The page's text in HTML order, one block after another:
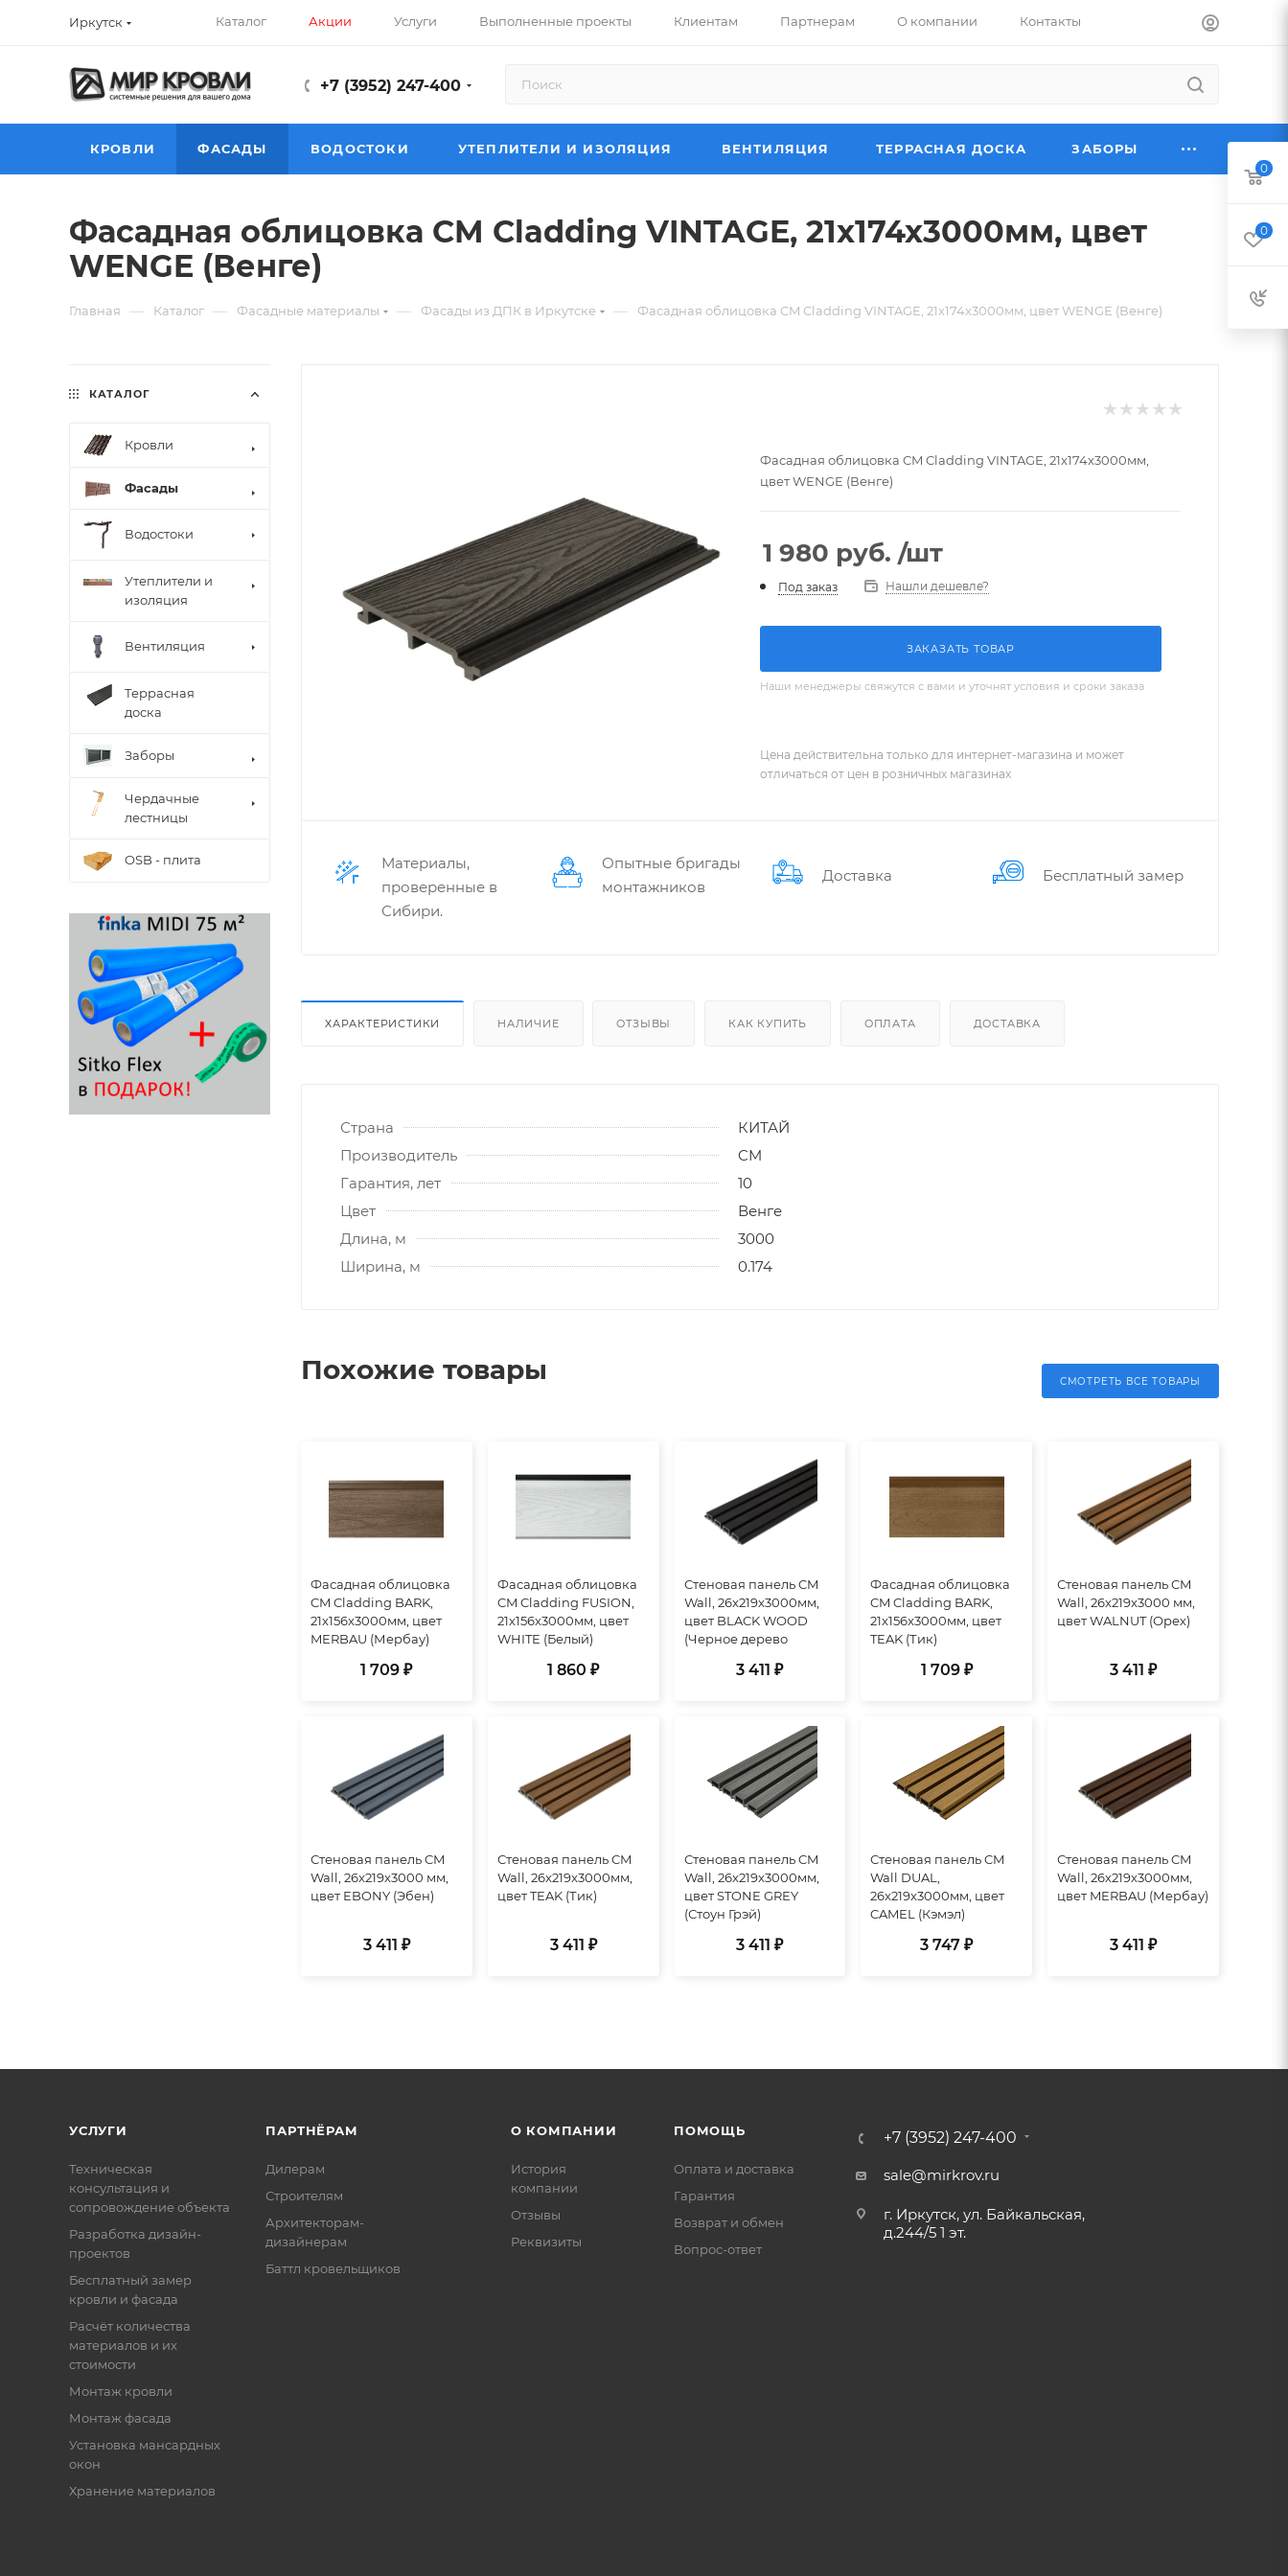
Иркутск Каталог Акции Услуги Выполненные проекты Клиентам Партнерам О компании Контакты
+7 (3952) 247-400
КРОВЛИ ФАСАДЫ ВОДОСТОКИ УТЕПЛИТЕЛИ И ИЗОЛЯЦИЯ ВЕНТИЛЯЦИЯ ТЕРРАСНАЯ ДОСКА ЗАБОРЫ
Фасадная облицовка CM Cladding VINTAGE, 21x174x3000мм, цвет
WENGE (Венге)
Главная — Каталог — Фасадные материалы — Фасады из ДПК в Иркутске — Фасадная облицовка CM Cladding VINTAGE, 21x174x3000мм, цвет WENGE (Венге)
Фасадная облицовка CM Cladding VINTAGE, 21x174x3000мм,
цвет WENGE (Венге)
1 980 руб. /шт
Под заказ Нашли дешевле?
ЗАКАЗАТЬ ТОВАР
Наши менеджеры свяжутся с вами и уточнят условия и сроки заказа
Цена действительна только для интернет-магазина и может
отличаться от цен в розничных магазинах
Материалы,
проверенные в
Сибири.
Опытные бригады
монтажников
Доставка Бес­плат­ный замер
ХАРАКТЕРИСТИКИ НАЛИЧИЕ ОТЗЫВЫ КАК КУПИТЬ ОПЛАТА ДОСТАВКА
Страна
КИТАЙ
Производитель
CM
Гарантия, лет
10
Цвет
Венге
Длина, м
3000
Ширина, м
0.174
Похожие товары СМОТРЕТЬ ВСЕ ТОВАРЫ
Фасадная облицовка
CM Cladding BARK,
21x156x3000мм, цвет
MERBAU (Мербау)
1 709 ₽
Фасадная облицовка
CM Cladding FUSION,
21x156x3000мм, цвет
WHITE (Белый)
1 860 ₽
Стеновая панель CM
Wall, 26x219x3000мм,
цвет BLACK WOOD
(Черное дерево
3 411 ₽
Фасадная облицовка
CM Cladding BARK,
21x156x3000мм, цвет
TEAK (Тик)
1 709 ₽
Стеновая панель CM
Wall, 26x219x3000 мм,
цвет WALNUT (Орех)
3 411 ₽
Стеновая панель CM
Wall, 26x219x3000 мм,
цвет EBONY (Эбен)
3 411 ₽
Стеновая панель CM
Wall, 26x219x3000мм,
цвет TEAK (Тик)
3 411 ₽
Стеновая панель CM
Wall, 26x219x3000мм,
цвет STONE GREY
(Стоун Грэй)
3 411 ₽
Стеновая панель CM
Wall DUAL,
26x219x3000мм, цвет
CAMEL (Кэмэл)
3 747 ₽
Стеновая панель CM
Wall, 26х219х3000мм,
цвет MERBAU (Мербау)
3 411 ₽
КАТАЛОГ
Кровли
Фасады
Водостоки
Утеплители и
изоляция
Вентиляция
Террасная
доска
Заборы
Чердачные
лестницы
OSB - плита
УСЛУГИ
Техническая
консультация и
сопровождение объекта
Разработка дизайн-
проектов
Бесплатный замер
кровли и фасада
Расчёт количества
материалов и их
стоимости
Монтаж кровли
Монтаж фасада
Установка мансардных
окон
Хранение материалов
ПАРТНЁРАМ
Дилерам
Строителям
Архитекторам-
дизайнерам
Баттл кровельщиков
О КОМПАНИИ
История
компании
Отзывы
Реквизиты
ПОМОЩЬ
Оплата и доставка
Гарантия
Возврат и обмен
Вопрос-ответ
+7 (3952) 247-400
sale@mirkrov.ru
г. Иркутск, ул. Байкальская,
д.244/5 1 эт.
0
0